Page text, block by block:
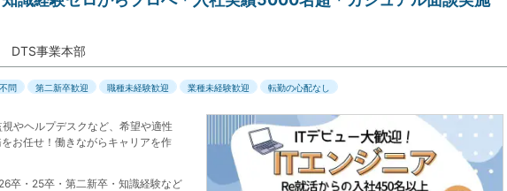
DTS事業本部
問 第二新卒歓迎 職種未経験歓迎 業種未経験歓迎 転勤の心配なし
やヘルプデスクなど、希望や適性
お任せ！働きながらキャリアを作
卒・25卒・第二新卒・知識経験など